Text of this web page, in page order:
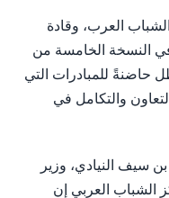
العرب، وقادة
في النسخة الخامسة من
حاضنةً للمبادرات التي
والتكامل في
سيف النيادي، وزير
الشباب العربي إن